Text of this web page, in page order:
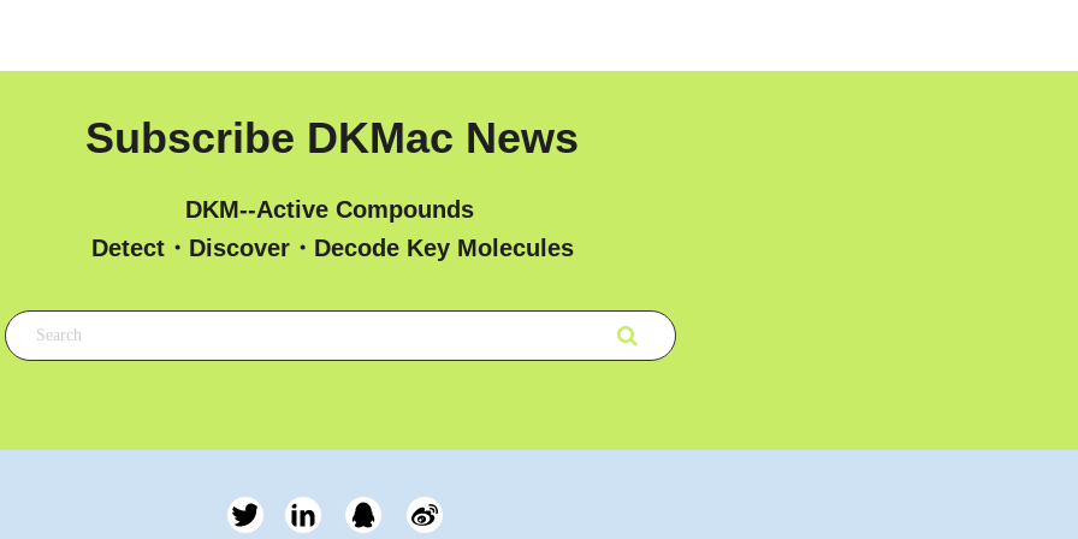
Subscribe DKMac News
DKM--Active Compounds
Detect・Discover・Decode Key Molecules